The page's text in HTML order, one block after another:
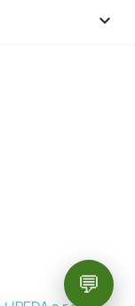
keyboard_arrow_down
💬